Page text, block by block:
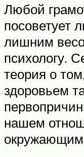
Любой
посоветует
лишним
психологу.
теория о
здоровьем
нашем